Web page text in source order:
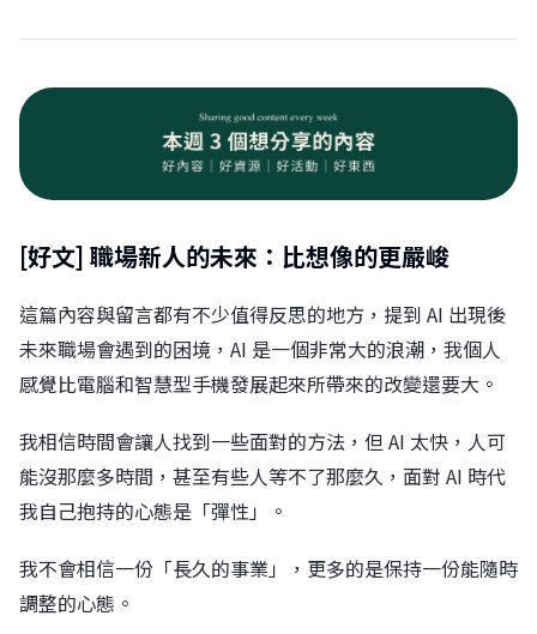
[好文] 職場新人的未來：比想像的更嚴峻
這篇內容與留言都有不少值得反思的地方，提到 AI 出現後
未來職場會遇到的困境，AI 是一個非常大的浪潮，我個人
感覺比電腦和智慧型手機發展起來所帶來的改變還要大。
我相信時間會讓人找到一些面對的方法，但 AI 太快，人可
能沒那麼多時間，甚至有些人等不了那麼久，面對 AI 時代
我自己抱持的心態是「彈性」。
我不會相信一份「長久的事業」，更多的是保持一份能隨時
調整的心態。